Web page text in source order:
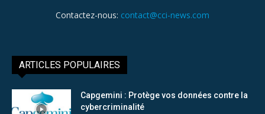
Contactez-nous: contact@cci-news.com
ARTICLES POPULAIRES
Capgemini : Protège vos données contre la
cybercriminalité